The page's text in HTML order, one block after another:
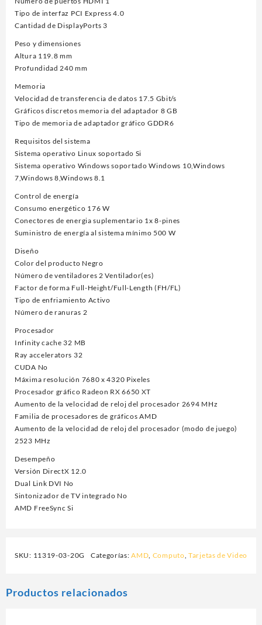
Tipo de interfaz PCI Express 4.0
Cantidad de DisplayPorts 3
Peso y dimensiones
Altura 119.8 mm
Profundidad 240 mm
Memoria
Velocidad de transferencia de datos 17.5 Gbit/s
Gráficos discretos memoria del adaptador 8 GB
Tipo de memoria de adaptador gráfico GDDR6
Requisitos del sistema
Sistema operativo Linux soportado Si
Sistema operativo Windows soportado Windows 10,Windows
7,Windows 8,Windows 8.1
Control de energía
Consumo energético 176 W
Conectores de energia suplementario 1x 8-pines
Suministro de energía al sistema mínimo 500 W
Diseño
Color del producto Negro
Número de ventiladores 2 Ventilador(es)
Factor de forma Full-Height/Full-Length (FH/FL)
Tipo de enfriamiento Activo
Número de ranuras 2
Procesador
Infinity cache 32 MB
Ray accelerators 32
CUDA No
Máxima resolución 7680 x 4320 Pixeles
Procesador gráfico Radeon RX 6650 XT
Aumento de la velocidad de reloj del procesador 2694 MHz
Familia de procesadores de gráficos AMD
Aumento de la velocidad de reloj del procesador (modo de juego)
2523 MHz
Desempeño
Versión DirectX 12.0
Dual Link DVI No
Sintonizador de TV integrado No
AMD FreeSync Si
SKU: 11319-03-20G Categorías:AMD Computo ,Tarjetas de Video
Productos relacionados